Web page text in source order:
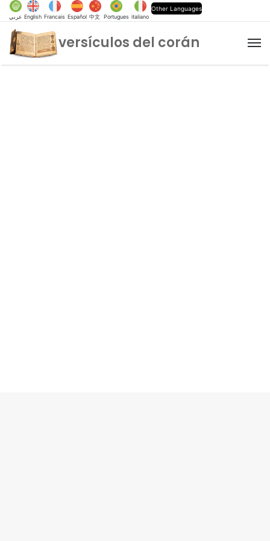
عربي English Francais Español 中文 Portugues italiano
Other Languages
versículos del corán